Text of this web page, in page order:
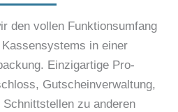
den vollen Funktionsumfang
in einer
Einzigartige Pro-
Gutscheinverwaltung,
Schnittstellen zu anderen